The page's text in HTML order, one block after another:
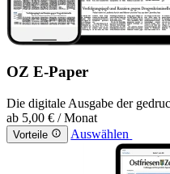
OZ E-Paper
Die digitale Ausgabe der
ab 5,00 € / Monat
Vorteile Auswählen